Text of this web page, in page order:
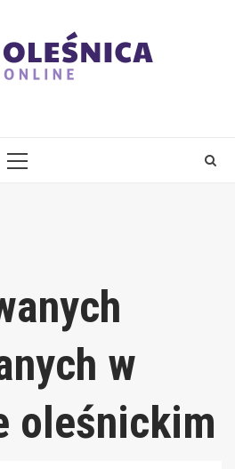
PRIMARY
w
oleśnickim